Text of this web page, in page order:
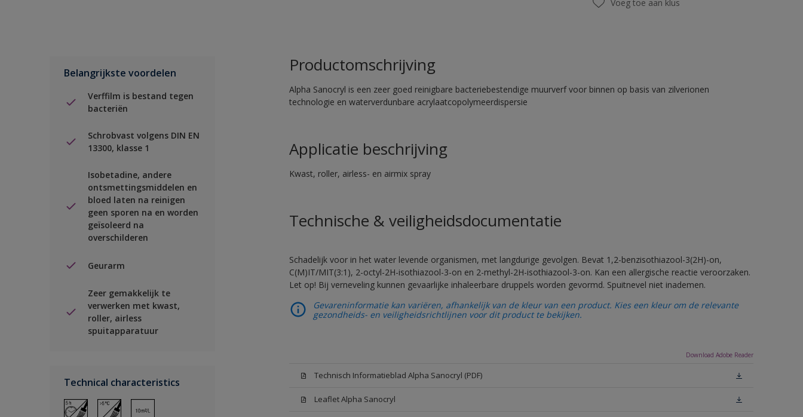
Voeg toe aan klus
Belangrijkste voordelen
Verffilm is bestand tegen
bacteriën
Schrobvast volgens DIN EN
13300, klasse 1
Isobetadine, andere
ontsmettingsmiddelen en
bloed laten na reinigen
geen sporen na en worden
geïsoleerd na
overschilderen
Geurarm
Zeer gemakkelijk te
verwerken met kwast,
roller, airless
spuitapparatuur
Technical characteristics
Productomschrijving
Alpha Sanocryl is een zeer goed reinigbare bacteriebestendige muurverf voor binnen op basis van zilverionen
technologie en waterverdunbare acrylaatcopolymeerdispersie
Applicatie beschrijving
Kwast, roller, airless- en airmix spray
Technische & veiligheidsdocumentatie
Schadelijk voor in het water levende organismen, met langdurige gevolgen. Bevat 1,2-benzisothiazool-3(2H)-on,
C(M)IT/MIT(3:1), 2-octyl-2H-isothiazool-3-on en 2-methyl-2H-isothiazool-3-on. Kan een allergische reactie veroorzaken.
Let op! Bij verneveling kunnen gevaarlijke inhaleerbare druppels worden gevormd. Spuitnevel niet inademen.
Gevareninformatie kan variëren, afhankelijk van de kleur van een product. Kies een kleur om de relevante
gezondheids- en veiligheidsrichtlijnen voor dit product te bekijken.
Download Adobe Reader
Technisch Informatieblad Alpha Sanocryl (PDF)
Leaflet Alpha Sanocryl